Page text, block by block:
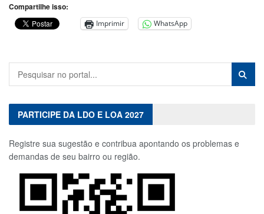
Compartilhe isso:
Imprimir WhatsApp
PARTICIPE DA LDO E LOA 2027
Registre sua sugestão e contribua apontando os problemas e
demandas de seu bairro ou região.